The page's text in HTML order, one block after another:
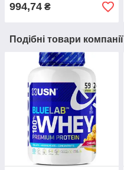
994,74 ₴
Подібні товари компанії